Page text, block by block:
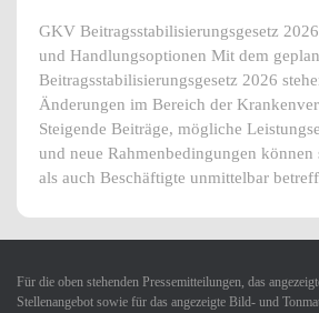
GKV Beitragsstabilisierungsgesetz
und Handlungsoptionen Mit dem
Beitragsstabilisierungsgesetz 2026
Änderungen im Bereich der
Steigende Beiträge, mögliche
und neue Rahmenbedingungen
als auch Beschäftigte unmittelbar
Für die oben stehenden Pressemitteilungen, das
Stellenangebot sowie für das angezeigte Bild- und